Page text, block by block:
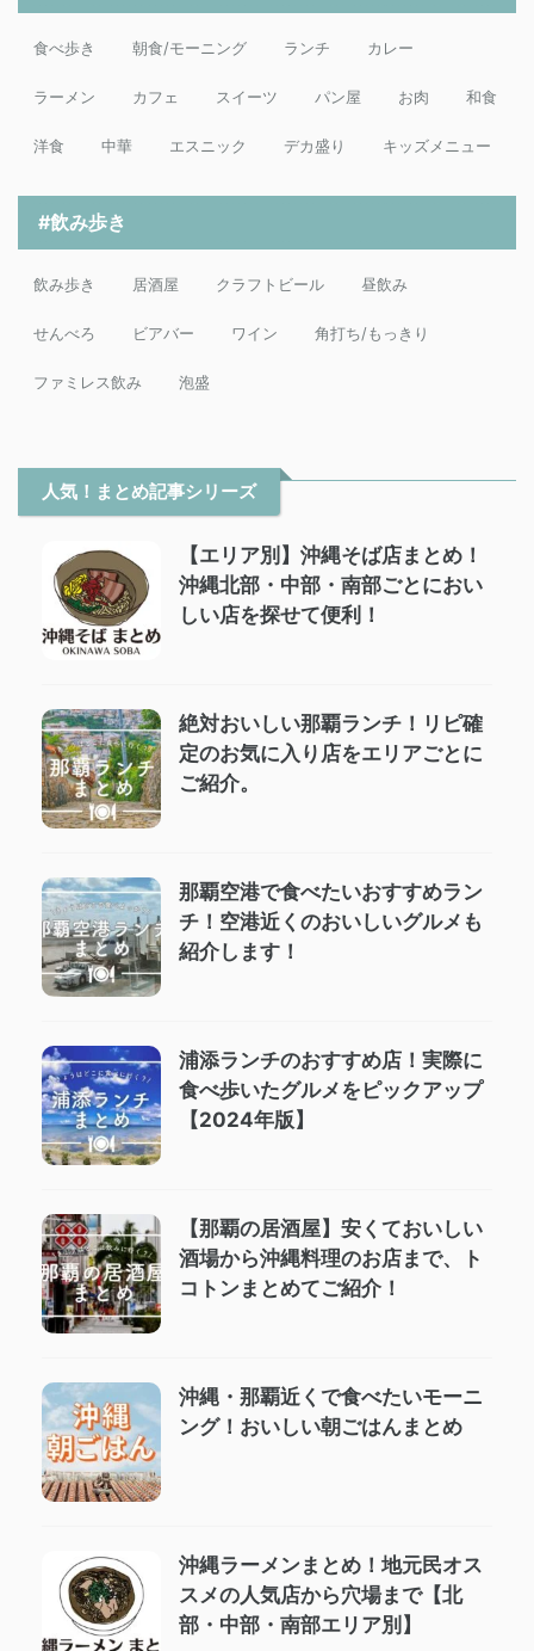
食べ歩き 朝食/モーニング ランチ カレー
ラーメン カフェ スイーツ パン屋 お肉 和食
洋食 中華 エスニック デカ盛り キッズメニュー
#飲み歩き
飲み歩き 居酒屋 クラフトビール 昼飲み
せんべろ ビアバー ワイン 角打ち/もっきり
ファミレス飲み 泡盛
人気！まとめ記事シリーズ
【エリア別】沖縄そば店まとめ！
沖縄北部・中部・南部ごとにおい
しい店を探せて便利！
絶対おいしい那覇ランチ！リピ確
定のお気に入り店をエリアごとに
ご紹介。
那覇空港で食べたいおすすめラン
チ！空港近くのおいしいグルメも
紹介します！
浦添ランチのおすすめ店！実際に
食べ歩いたグルメをピックアップ
【2024年版】
【那覇の居酒屋】安くておいしい
酒場から沖縄料理のお店まで、ト
コトンまとめてご紹介！
沖縄・那覇近くで食べたいモーニ
ング！おいしい朝ごはんまとめ
沖縄ラーメンまとめ！地元民オス
スメの人気店から穴場まで【北
部・中部・南部エリア別】